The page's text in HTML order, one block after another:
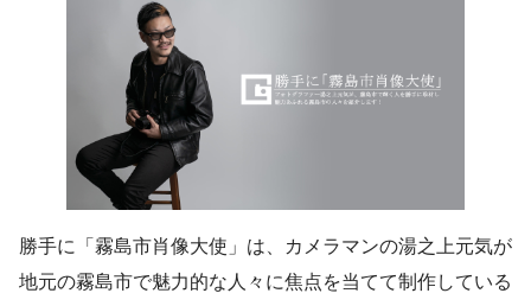
勝手に「霧島市肖像大使」は、カメラマンの湯之上元気が
地元の霧島市で魅力的な人々に焦点を当てて制作している